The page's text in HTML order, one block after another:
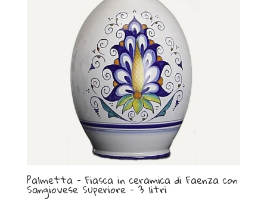
Palmetta – Fiasca in ceramica di Faenza con
Sangiovese Superiore – 3 litri